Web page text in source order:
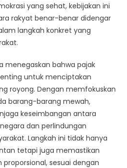
yang sehat, kebijakan ini
rakyat benar-benar didengar
langkah konkret yang
menegaskan bahwa pajak
untuk menciptakan
royong. Dengan memfokuskan
barang-barang mewah,
keseimbangan antara
dan perlindungan
Langkah ini tidak hanya
tetapi juga memastikan
sesuai dengan